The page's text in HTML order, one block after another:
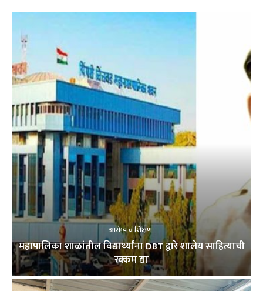
आरोग्य व शिक्षण
महापालिका शाळांतील विद्यार्थ्यांना DBT द्वारे शालेय साहित्याची
रक्कम द्या